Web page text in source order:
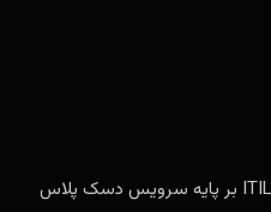
مدانت مجری پیاده‌سازی ITSM و ITIL بر پایه سرویس دسک پلاس